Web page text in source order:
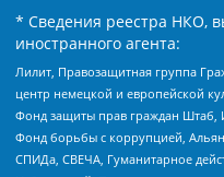
* Сведения реестра НКО,
иностранного агента:
Лилит, Правозащитная группа
центр немецкой и европейской
Фонд защиты прав граждан Штаб,
Фонд борьбы с коррупцией,
СПИДа, СВЕЧА, Гуманитарное